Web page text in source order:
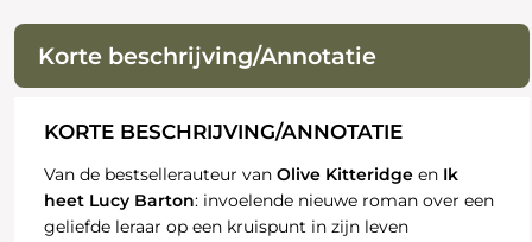
Korte beschrijving/Annotatie
KORTE BESCHRIJVING/ANNOTATIE
Van de bestsellerauteur van Olive Kitteridge en Ik
heet Lucy Barton: invoelende nieuwe roman over een
geliefde leraar op een kruispunt in zijn leven